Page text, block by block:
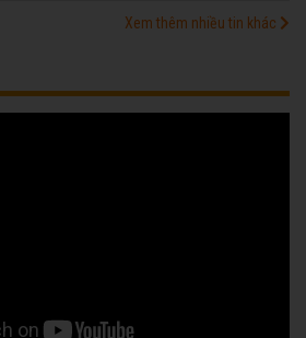
Xem thêm nhiều tin khác